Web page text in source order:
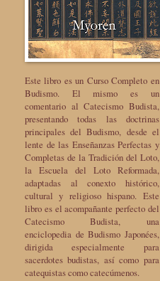
Este libro es un Curso Completo en
Budismo. El mismo es un
comentario al Catecismo Budista,
presentando todas las doctrinas
principales del Budismo, desde el
lente de las Enseñanzas Perfectas y
Completas de la Tradición del Loto,
la Escuela del Loto Reformada,
adaptadas al conexto histórico,
cultural y religioso hispano. Este
libro es el acompañante perfecto del
Catecismo Budista, una
enciclopedia de Budismo Japonées,
dirigida especialmente para
sacerdotes budistas, así como para
catequistas como catecúmenos.